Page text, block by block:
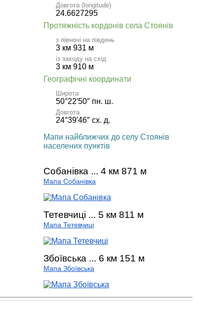
Довгота (longitude)
24.6627295
Протяжність кордонів села Стоянів
з півночі на південь
3 км 931 м
із заходу на схід
3 км 910 м
Географічні координати
Широта
50°22′50″ пн. ш.
Довгота
24°39′46″ сх. д.
Мапи найближчих до селу Стоянів
населених пунктів
Собанівка ... 4 км 871 м
Мапа Собанівка
Тетевчиці ... 5 км 811 м
Мапа Тетевчиці
Збоївська ... 6 км 151 м
Мапа Збоївська